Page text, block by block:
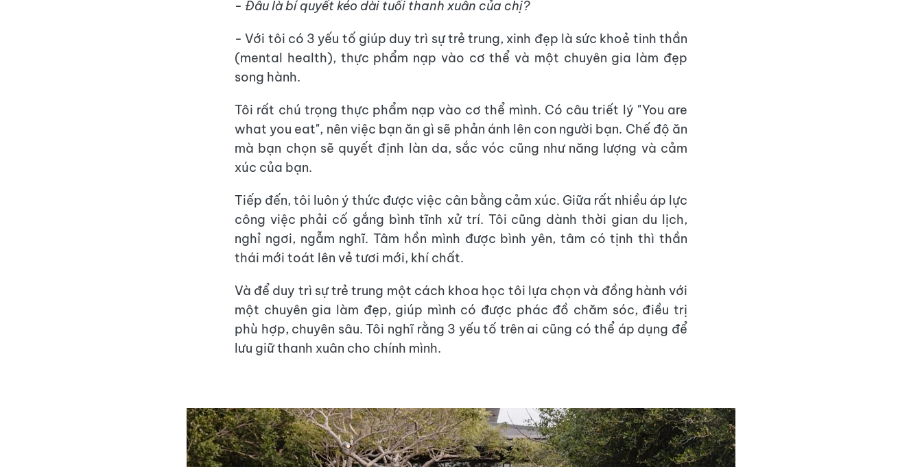
- Đâu là bí quyết kéo dài tuổi thanh xuân của chị?
- Với tôi có 3 yếu tố giúp duy trì sự trẻ trung, xinh đẹp là sức khoẻ tinh thần
(mental health), thực phẩm nạp vào cơ thể và một chuyên gia làm đẹp
song hành.
Tôi rất chú trọng thực phẩm nạp vào cơ thể mình. Có câu triết lý "You are
what you eat", nên việc bạn ăn gì sẽ phản ánh lên con người bạn. Chế độ ăn
mà bạn chọn sẽ quyết định làn da, sắc vóc cũng như năng lượng và cảm
xúc của bạn.
Tiếp đến, tôi luôn ý thức được việc cân bằng cảm xúc. Giữa rất nhiều áp lực
công việc phải cố gắng bình tĩnh xử trí. Tôi cũng dành thời gian du lịch,
nghỉ ngơi, ngẫm nghĩ. Tâm hồn mình được bình yên, tâm có tịnh thì thần
thái mới toát lên vẻ tươi mới, khí chất.
Và để duy trì sự trẻ trung một cách khoa học tôi lựa chọn và đồng hành với
một chuyên gia làm đẹp, giúp mình có được phác đồ chăm sóc, điều trị
phù hợp, chuyên sâu. Tôi nghĩ rằng 3 yếu tố trên ai cũng có thể áp dụng để
lưu giữ thanh xuân cho chính mình.